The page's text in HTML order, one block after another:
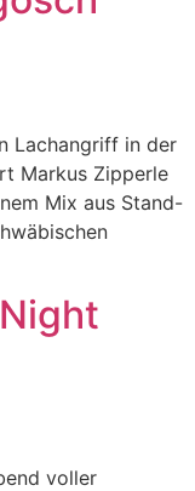
Lachangriff in der
Markus Zipperle
Mix aus Stand-
voller